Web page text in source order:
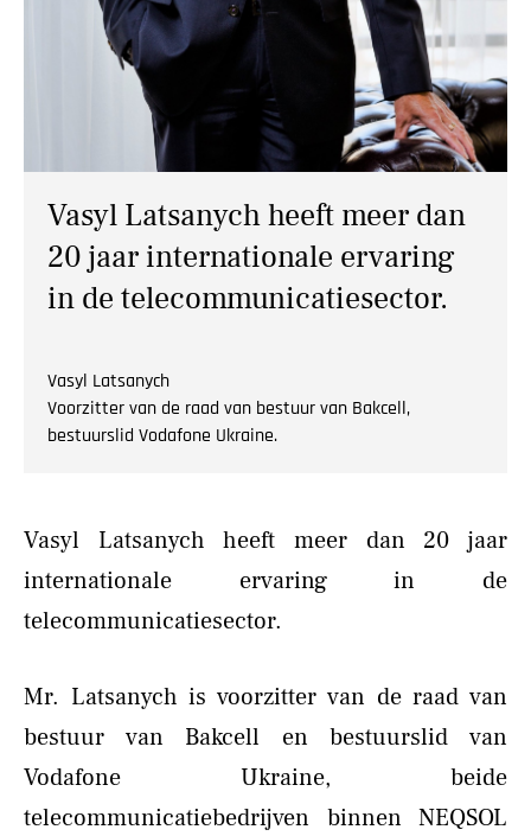
Vasyl Latsanych heeft meer dan
20 jaar internationale ervaring
in de telecommunicatiesector.
Vasyl Latsanych
Voorzitter van de raad van bestuur van Bakcell,
bestuurslid Vodafone Ukraine.
Vasyl Latsanych heeft meer dan 20 jaar
internationale ervaring in de
telecommunicatiesector.
Mr. Latsanych is voorzitter van de raad van
bestuur van Bakcell en bestuurslid van
Vodafone Ukraine, beide
telecommunicatiebedrijven binnen NEQSOL